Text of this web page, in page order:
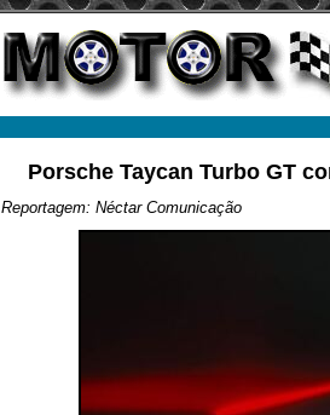
Porsche Taycan Turbo GT
Reportagem: Néctar Comunicação